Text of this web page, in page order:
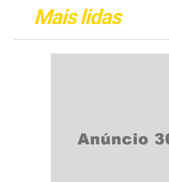
Mais lidas